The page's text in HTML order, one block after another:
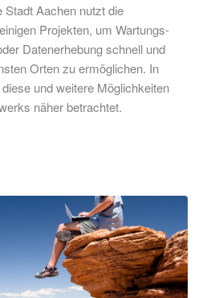
Aachen nutzt die
Projekten, um Wartungs-
Datenerhebung schnell und
Orten zu ermöglichen. In
und weitere Möglichkeiten
näher betrachtet.